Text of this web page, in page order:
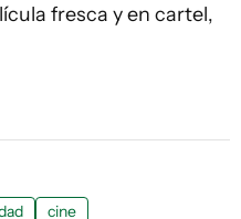
fresca y en cartel,
cine